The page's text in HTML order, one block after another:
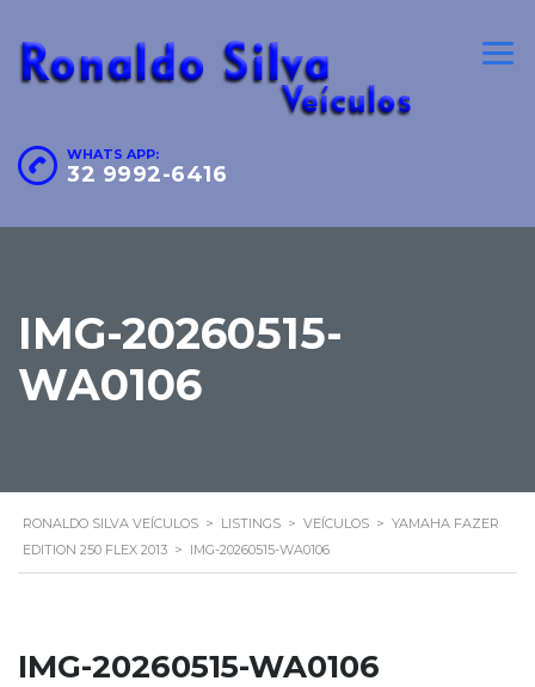
WHATS APP:
32 9992-6416
IMG-20260515-
WA0106
RONALDO SILVA VEÍCULOS > LISTINGS > VEÍCULOS > YAMAHA FAZER
EDITION 250 FLEX 2013 > IMG-20260515-WA0106
IMG-20260515-WA0106